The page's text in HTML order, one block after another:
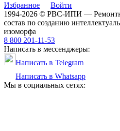
Избранное
Войти
1994-2026 © РВС-ИПИ —
состав по созданию
изоморфа
8 800 201-11-53
Написать в мессенджеры:
Написать в Telegram
Написать в Whatsapp
Мы в социальных сетях: